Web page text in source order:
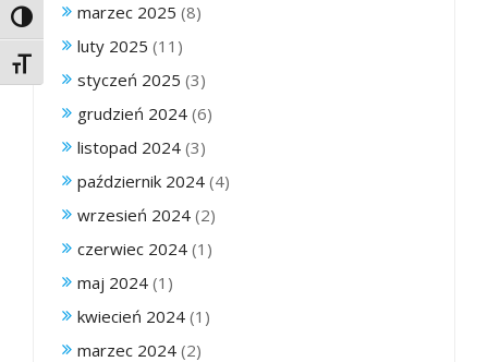
Toggle High Contrast
Toggle Font size
marzec 2025 (8)
luty 2025 (11)
styczeń 2025 (3)
grudzień 2024 (6)
listopad 2024 (3)
październik 2024 (4)
wrzesień 2024 (2)
czerwiec 2024 (1)
maj 2024 (1)
kwiecień 2024 (1)
marzec 2024 (2)